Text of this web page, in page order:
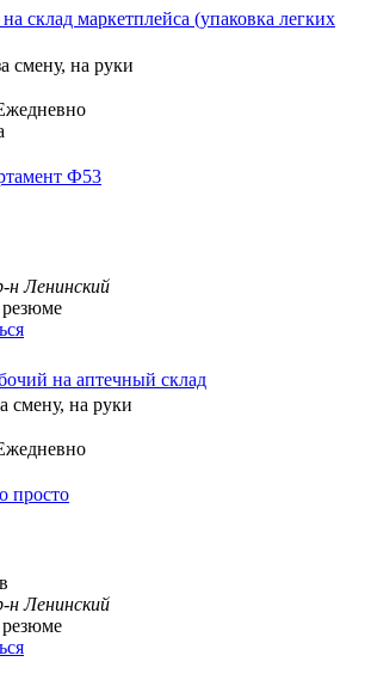
склад маркетплейса (упаковка легких
смену, на руки
Ф53
Ленинский
на аптечный склад
смену, на руки
просто
Ленинский